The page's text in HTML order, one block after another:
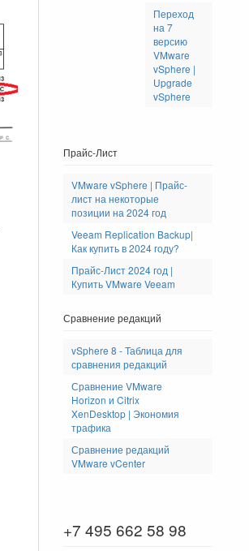
Переход
на 7
версию
VMware
vSphere |
Upgrade
vSphere
Прайс-Лист
VMware vSphere | Прайс-
лист на некоторые
позиции на 2024 год
Veeam Replication Backup|
Как купить в 2024 году?
Прайс-Лист 2024 год |
Купить VMware Veeam
Сравнение редакций
vSphere 8 - Таблица для
сравнения редакций
Сравнение VMware
Horizon и Citrix
XenDesktop | Экономия
трафика
Сравнение редакций
VMware vCenter
+7 495 662 58 98